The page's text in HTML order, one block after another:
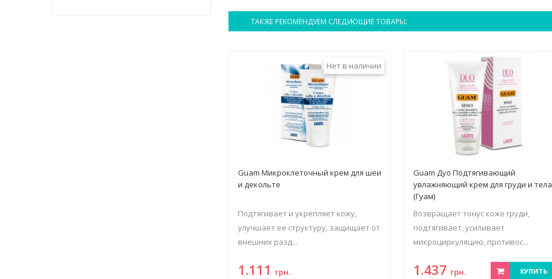
ТАКЖЕ РЕКОМЕНДУЕМ СЛЕДУЮЩИЕ ТОВАРЫ:
Нет в наличии
Guam Микроклеточный крем для шеи
и декольте
Подтягивает и укрепляет кожу,
улучшает ее структуру, защищает от
внешних разд...
1.111 грн.
Guam Дуо Подтягивающий
увлажняющий крем для груди и тела
(Гуам)
Возвращает тонус коже груди,
подтягивает, усиливает
микроциркуляцию, противос...
1.437 грн. КУПИТЬ